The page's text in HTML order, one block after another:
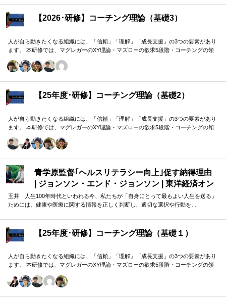
【2026･研修】コーチング理論（基礎3）
人が自ら動きたくなる組織には、「信頼」「理解」「成長支援」の3つの要素があり
ます。 本研修では、マグレガーのXY理論・マズローの欲求5段階・コーチングの領
を、実例を交えて深く学びます。 単なる知識の習得にとどまらず、現場で直面する
【25年度･研修】コーチング理論（基礎2）
人が自ら動きたくなる組織には、「信頼」「理解」「成長支援」の3つの要素があり
ます。 本研修では、マグレガーのXY理論・マズローの欲求5段階・コーチングの領
を、実例を交えて深く学びます。 単なる知識の習得にとどまらず、現場で直面する
青学原監督｢ヘルスリテラシー向上｣促す納得理由
| ジョンソン・エンド・ジョンソン | 東洋経済オン
ライン
玉井 人生100年時代といわれる今、私たちが「自身にとって最もよい人生を送る」
ためには、健康や医療に関する情報を正しく判断し、適切な選択や行動を…
【25年度･研修】コーチング理論（基礎１）
人が自ら動きたくなる組織には、「信頼」「理解」「成長支援」の3つの要素があり
ます。 本研修では、マグレガーのXY理論・マズローの欲求5段階・コーチングの領
を、実例を交えて深く学びます。 単なる知識の習得にとどまらず、現場で直面する